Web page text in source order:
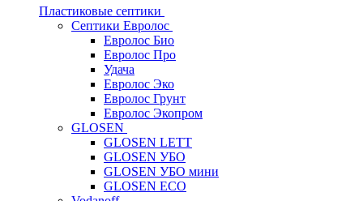
Пластиковые септики
Септики Евролос
Евролос Био
Евролос Про
Удача
Евролос Эко
Евролос Грунт
Евролос Экопром
GLOSEN
GLOSEN LETT
GLOSEN УБО
GLOSEN УБО мини
GLOSEN ECO